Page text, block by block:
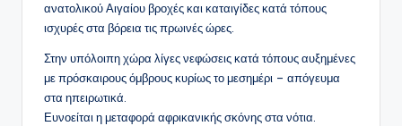
ανατολικού Αιγαίου βροχές και καταιγίδες κατά τόπους
ισχυρές στα βόρεια τις πρωινές ώρες.
Στην υπόλοιπη χώρα λίγες νεφώσεις κατά τόπους αυξημένες
με πρόσκαιρους όμβρους κυρίως το μεσημέρι – απόγευμα
στα ηπειρωτικά.
Ευνοείται η μεταφορά αφρικανικής σκόνης στα νότια.